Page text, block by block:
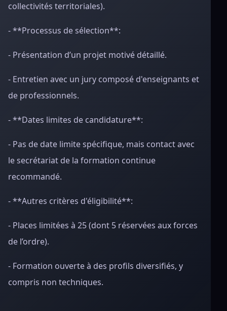
collectivités territoriales).
- **Processus de sélection**:
- Présentation d’un projet motivé détaillé.
- Entretien avec un jury composé d'enseignants et
de professionnels.
- **Dates limites de candidature**:
- Pas de date limite spécifique, mais contact avec
le secrétariat de la formation continue
recommandé.
- **Autres critères d'éligibilité**:
- Places limitées à 25 (dont 5 réservées aux forces
de l’ordre).
- Formation ouverte à des profils diversifiés, y
compris non techniques.